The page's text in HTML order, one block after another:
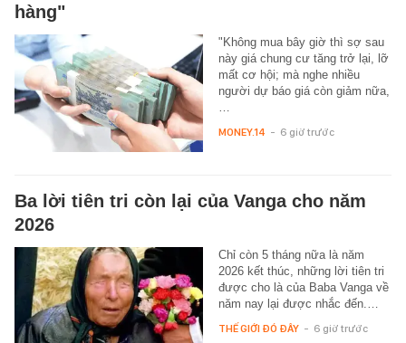
hàng"
"Không mua bây giờ thì sợ sau
này giá chung cư tăng trở lại, lỡ
mất cơ hội; mà nghe nhiều
người dự báo giá còn giảm nữa,
…
MONEY.14 - 6 giờ trước
Ba lời tiên tri còn lại của Vanga cho năm
2026
Chỉ còn 5 tháng nữa là năm
2026 kết thúc, những lời tiên tri
được cho là của Baba Vanga về
năm nay lại được nhắc đến.…
THẾ GIỚI ĐÓ ĐÂY - 6 giờ trước